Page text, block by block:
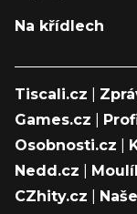
Na křídlech
Tiscali.cz
Games.cz
Osobnosti.cz
Nedd.cz
CZhity.cz